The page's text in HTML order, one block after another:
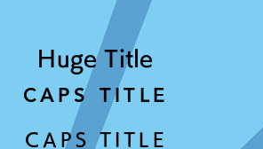
Huge Title
CAPS TITLE
CAPS TITLE